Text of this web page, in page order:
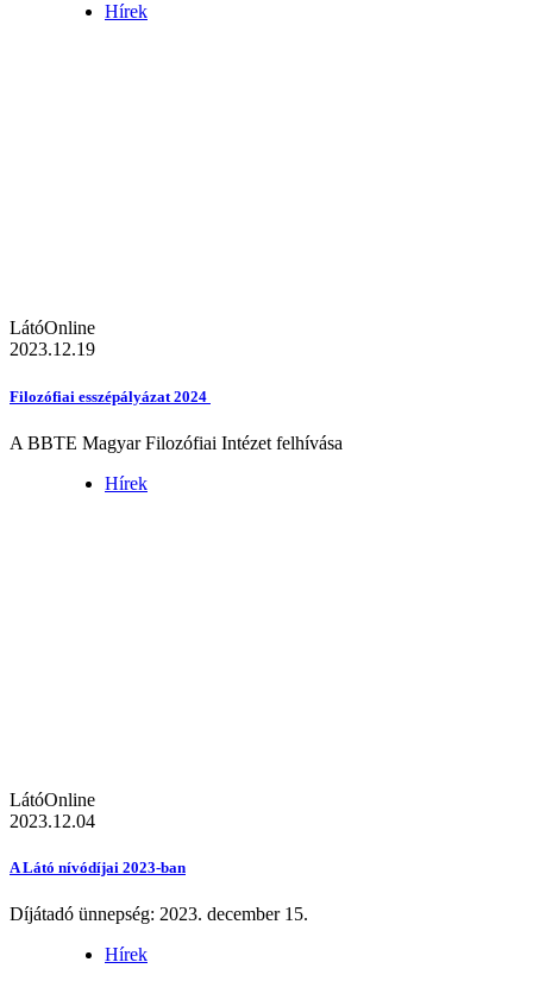
Hírek
LátóOnline
2023.12.19
Filozófiai esszépályázat 2024
A BBTE Magyar Filozófiai Intézet felhívása
Hírek
LátóOnline
2023.12.04
A Látó nívódíjai 2023-ban
Díjátadó ünnepség: 2023. december 15.
Hírek